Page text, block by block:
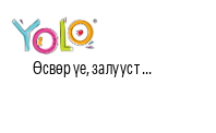
Өсвөр үе, залууст ...